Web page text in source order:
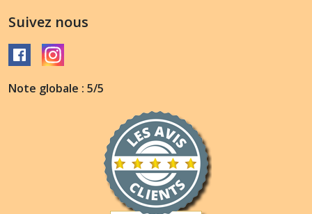
Suivez nous
Note globale : 5/5